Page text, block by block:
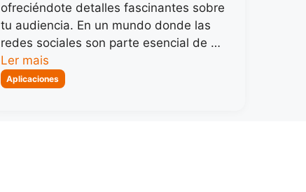
ofreciéndote detalles fascinantes sobre
tu audiencia. En un mundo donde las
redes sociales son parte esencial de …
Ler mais
Categorias
Aplicaciones